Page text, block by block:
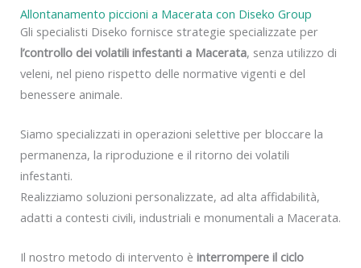
Allontanamento piccioni a Macerata con Diseko Group
Gli specialisti Diseko fornisce strategie specializzate per
l’controllo dei volatili infestanti a Macerata, senza utilizzo di
veleni, nel pieno rispetto delle normative vigenti e del
benessere animale.
Siamo specializzati in operazioni selettive per bloccare la
permanenza, la riproduzione e il ritorno dei volatili
infestanti.
Realizziamo soluzioni personalizzate, ad alta affidabilità,
adatti a contesti civili, industriali e monumentali a Macerata.
Il nostro metodo di intervento è interrompere il ciclo